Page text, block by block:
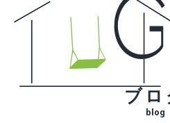
ブロ
blog